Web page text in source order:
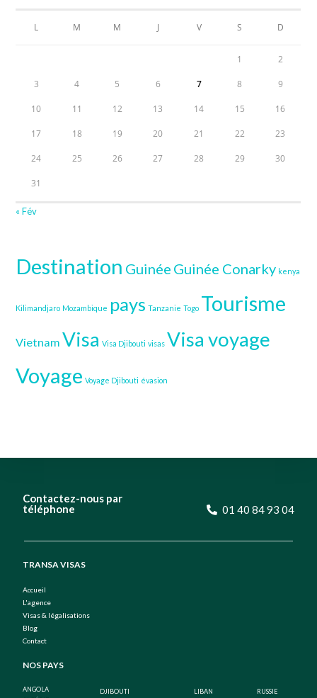
L M M J V S D
1 2
3 4 5 6 7 8 9
10 11 12 13 14 15 16
17 18 19 20 21 22 23
24 25 26 27 28 29 30
31
« Fév
Destination Guinée Guinée Conarky kenya
Kilimandjaro Mozambique pays Tanzanie Togo Tourisme
Vietnam Visa Visa Djibouti visas Visa voyage
Voyage Voyage Djibouti évasion
Contactez-nous par
téléphone
01 40 84 93 04
TRANSA VISAS
Accueil
L'agence
Visas & légalisations
Blog
Contact
NOS PAYS
ANGOLA
DJIBOUTI
LIBAN
RUSSIE